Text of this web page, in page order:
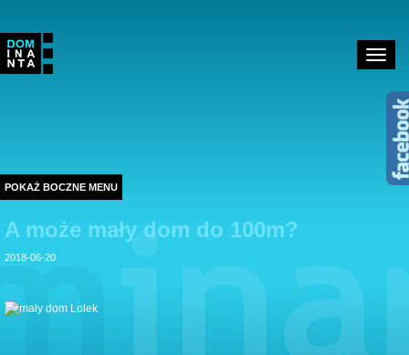
Toggle
POKAŻ BOCZNE MENU
A może mały dom do 100m?
2018-06-20